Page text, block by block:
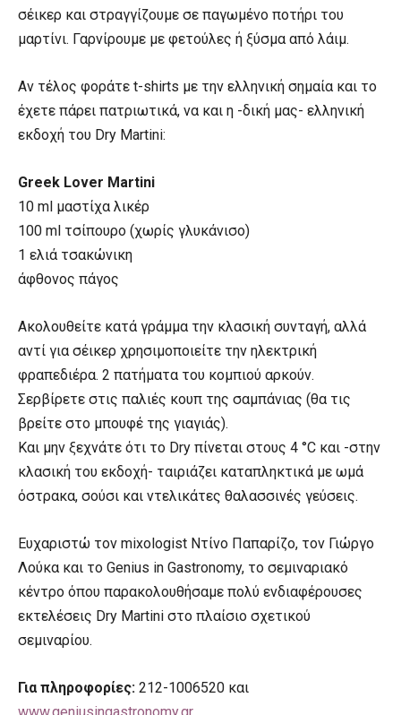
σέικερ και στραγγίζουμε σε παγωμένο ποτήρι του
μαρτίνι. Γαρνίρουμε με φετούλες ή ξύσμα από λάιμ.
Αν τέλος φοράτε t-shirts με την ελληνική σημαία και το
έχετε πάρει πατριωτικά, να και η -δική μας- ελληνική
εκδοχή του Dry Martini:
Greek Lover Martini
10 ml μαστίχα λικέρ
100 ml τσίπουρο (χωρίς γλυκάνισο)
1 ελιά τσακώνικη
άφθονος πάγος
Ακολουθείτε κατά γράμμα την κλασική συνταγή, αλλά
αντί για σέικερ χρησιμοποιείτε την ηλεκτρική
φραπεδιέρα. 2 πατήματα του κομπιού αρκούν.
Σερβίρετε στις παλιές κουπ της σαμπάνιας (θα τις
βρείτε στο μπουφέ της γιαγιάς).
Και μην ξεχνάτε ότι το Dry πίνεται στους 4 °C και -στην
κλασική του εκδοχή- ταιριάζει καταπληκτικά με ωμά
όστρακα, σούσι και ντελικάτες θαλασσινές γεύσεις.
Ευχαριστώ τον mixologist Ντίνο Παπαρίζο, τον Γιώργο
Λούκα και το Genius in Gastronomy, το σεμιναριακό
κέντρο όπου παρακολουθήσαμε πολύ ενδιαφέρουσες
εκτελέσεις Dry Martini στο πλαίσιο σχετικού
σεμιναρίου.
Για πληροφορίες: 212-1006520 και
www.geniusingastronomy.gr